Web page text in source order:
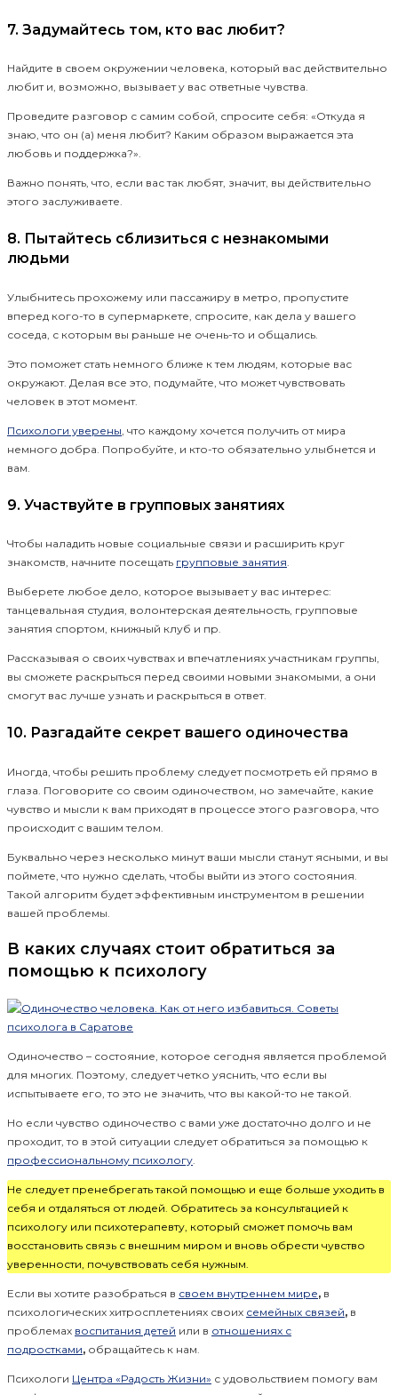
7. Задумайтесь том, кто вас любит?
Найдите в своем окружении человека, который вас действительно
любит и, возможно, вызывает у вас ответные чувства.
Проведите разговор с самим собой, спросите себя: «Откуда я
знаю, что он (а) меня любит? Каким образом выражается эта
любовь и поддержка?».
Важно понять, что, если вас так любят, значит, вы действительно
этого заслуживаете.
8. Пытайтесь сблизиться с незнакомыми
людьми
Улыбнитесь прохожему или пассажиру в метро, пропустите
вперед кого-то в супермаркете, спросите, как дела у вашего
соседа, с которым вы раньше не очень-то и общались.
Это поможет стать немного ближе к тем людям, которые вас
окружают. Делая все это, подумайте, что может чувствовать
человек в этот момент.
Психологи уверены , что каждому хочется получить от мира
немного добра. Попробуйте, и кто-то обязательно улыбнется и
вам.
9. Участвуйте в групповых занятиях
Чтобы наладить новые социальные связи и расширить круг
знакомств, начните посещать групповые занятия.
Выберете любое дело, которое вызывает у вас интерес:
танцевальная студия, волонтерская деятельность, групповые
занятия спортом, книжный клуб и пр.
Рассказывая о своих чувствах и впечатлениях участникам группы,
вы сможете раскрыться перед своими новыми знакомыми, а они
смогут вас лучше узнать и раскрыться в ответ.
10. Разгадайте секрет вашего одиночества
Иногда, чтобы решить проблему следует посмотреть ей прямо в
глаза. Поговорите со своим одиночеством, но замечайте, какие
чувство и мысли к вам приходят в процессе этого разговора, что
происходит с вашим телом.
Буквально через несколько минут ваши мысли станут ясными, и вы
поймете, что нужно сделать, чтобы выйти из этого состояния.
Такой алгоритм будет эффективным инструментом в решении
вашей проблемы.
В каких случаях стоит обратиться за
помощью к психологу
Одиночество – состояние, которое сегодня является проблемой
для многих. Поэтому, следует четко уяснить, что если вы
испытываете его, то это не значить, что вы какой-то не такой.
Но если чувство одиночество с вами уже достаточно долго и не
проходит, то в этой ситуации следует обратиться за помощью к
профессиональному психологу
Не следует пренебрегать такой помощью и еще больше уходить в
себя и отдаляться от людей. Обратитесь за консультацией к
психологу или психотерапевту, который сможет помочь вам
восстановить связь с внешним миром и вновь обрести чувство
уверенности, почувствовать себя нужным.
Если вы хотите разобраться в своем внутреннем мире, в
психологических хитросплетениях своих семейных связей, в
проблемах воспитания детей или в отношениях с
подростками, обращайтесь к нам.
Психологи Центра «Радость Жизни» с удовольствием помогу вам